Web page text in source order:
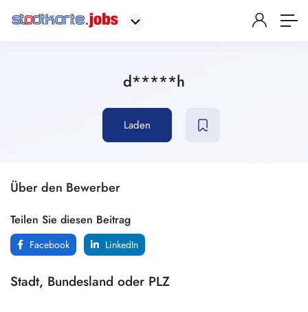
d*****h
Laden
Über den Bewerber
Teilen Sie diesen Beitrag
Facebook LinkedIn
Stadt, Bundesland oder PLZ